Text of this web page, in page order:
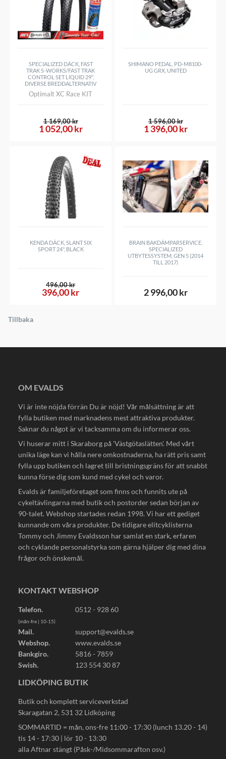
SPECIALIZED DÄCK, FAST
TRAK S-WORKS/FAST TRAK
CONTROL SET LIQUID 29",
DIVERSE BREDDALTERNATIV
Optimalt XC Race KIT
1 052,00 kr
1 169,00 kr
SHIMANO PEDAL, PD-M8100-
UG GRX, UNITED
1 396,00 kr
1 596,00 kr
KENDA DÄCK, SLANT SIX
SPORT 24", BLACK
396,00 kr
496,00 kr
BRAIN BAKDÄMPARSERVICE,
SPECIALIZED
UTBYTESSYSTEM, GEN 5 (2014
TILL 2017)
2 996,00 kr
Tillbaka
OM EVALDS
Vi är inte nöjda förrän Du är nöjd! Vår målsättning är att
fylla butiken med marknadens mest attraktiva produkter.
Saknar du något är vi tacksamma om du informerar oss.
Vi huserar mitt i Skaraborg på 'Västgötaslätten'. Med vårt
unika läge kan vi hålla nere omkostnaderna, ha rätt pris samt
fylla upp butiken och lagret till bristningsgräns för att snabbt
kunna förse dig som kund med cykel och varor.
Evalds är familjeföretaget som finns och funnits ute på
cykeltävlingarna med butik och postorder sedan början av
90-talet. Webshop startades redan 1998. Vi har ett gediget
kunnande om våra produkter. De tidigare elitcyklisterna
Tommy och Jimmy Evaldsson har samlat en stark, erfaren
och cyklande personalstyrka som gärna hjälper dig med dina
frågor och önskemål.
KONTAKT WEBSHOP
Telefon. 0512 - 928 60
(mån-fre | 10-15)
Mail.
support@evalds.se
Webshop.
www.evalds.se
Bankgiro.
5816 - 7859
Swish.
123 554 30 87
LIDKÖPING BUTIK
Butik och komplett serviceverkstad
Skaragatan 2, 531 32 Lidköping
SOMMARTID = mån, ons-fre 11:00 - 17:30 (lunch 13.20 - 14)
tis 14 - 17:30 | lör 10 - 13:30
alla Aftnar stängt (Påsk-/Midsommarafton osv.)